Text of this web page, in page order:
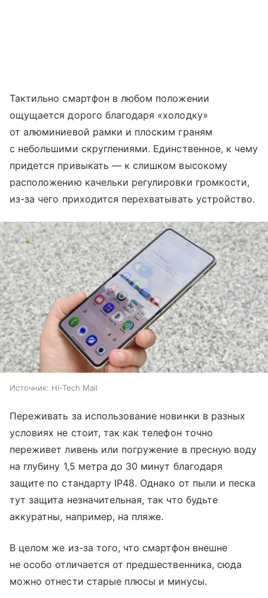
Тактильно смартфон в любом положении
ощущается дорого благодаря «холодку»
от алюминиевой рамки и плоским граням
с небольшими скруглениями. Единственное, к чему
придется привыкать — к слишком высокому
расположению качельки регулировки громкости,
из-за чего приходится перехватывать устройство.
Источник: Hi-Tech Mail
Переживать за использование новинки в разных
условиях не стоит, так как телефон точно
переживет ливень или погружение в пресную воду
на глубину 1,5 метра до 30 минут благодаря
защите по стандарту IP48. Однако от пыли и песка
тут защита незначительная, так что будьте
аккуратны, например, на пляже.
В целом же из-за того, что смартфон внешне
не особо отличается от предшественника, сюда
можно отнести старые плюсы и минусы.